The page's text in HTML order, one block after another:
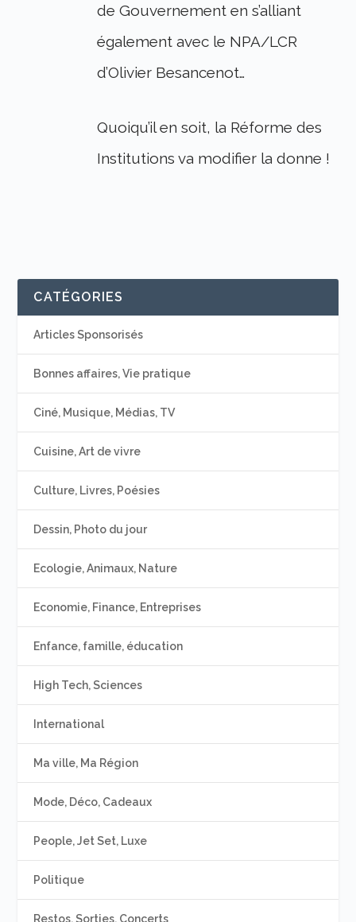
de Gouvernement en s’alliant
également avec le NPA/LCR
d’Olivier Besancenot…
Quoiqu’il en soit, la Réforme des
Institutions va modifier la donne !
CATÉGORIES
Articles Sponsorisés
Bonnes affaires, Vie pratique
Ciné, Musique, Médias, TV
Cuisine, Art de vivre
Culture, Livres, Poésies
Dessin, Photo du jour
Ecologie, Animaux, Nature
Economie, Finance, Entreprises
Enfance, famille, éducation
High Tech, Sciences
International
Ma ville, Ma Région
Mode, Déco, Cadeaux
People, Jet Set, Luxe
Politique
Restos, Sorties, Concerts